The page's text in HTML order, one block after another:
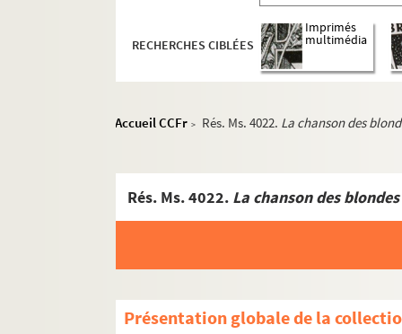
RECHERCHES CIBLÉES
Imprimés
multimédia
Accueil CCFr > Rés. Ms. 4022. La chanson des
Rés. Ms. 4022. La chanson des blondes
Présentation globale de la